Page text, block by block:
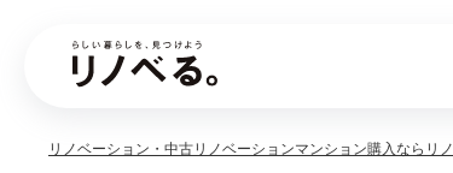
リノベーション・中古リノベーションマンション購入ならリノ